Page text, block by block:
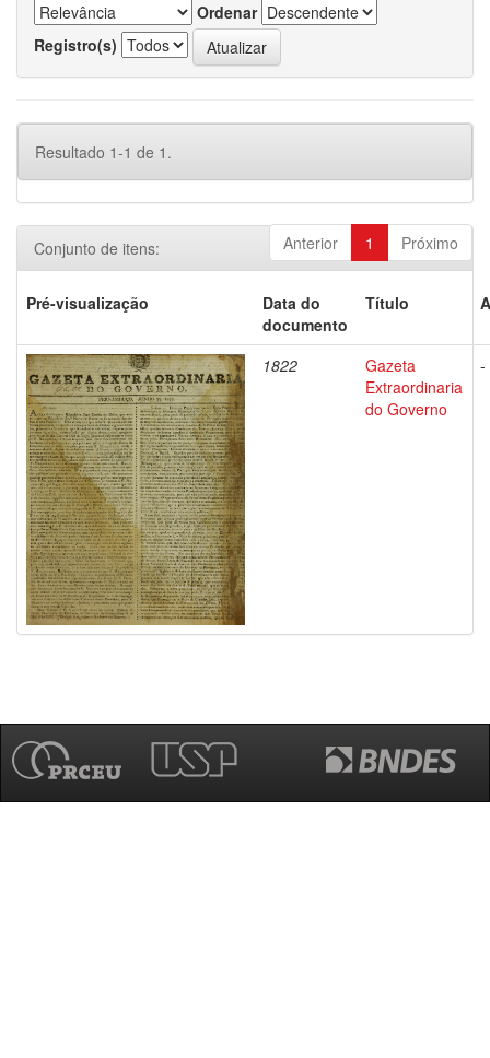
Ordenar
Registro(s)
Resultado 1-1 de 1.
Anterior 1 Próximo
Conjunto de itens:
Pré-visualização
Data do
documento
Título
1822
Gazeta
Extraordinaria
do Governo
-